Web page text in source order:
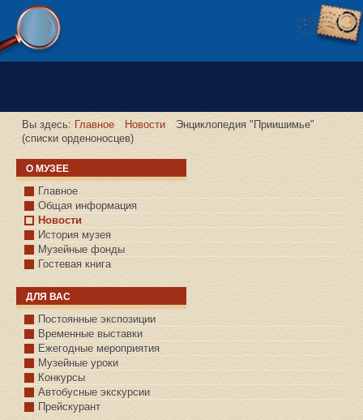
Версия сайта для слабовидящих
Вы здесь: Главное Новости
Энциклопедия "Приишимье"
(списки орденоносцев)
О МУЗЕЕ
Главное
Общая информация
Новости
История музея
Музейные фонды
Гостевая книга
ДЛЯ ВАС
Постоянные экспозиции
Временные выставки
Ежегодные мероприятия
Музейные уроки
Конкурсы
Автобусные экскурсии
Прейскурант